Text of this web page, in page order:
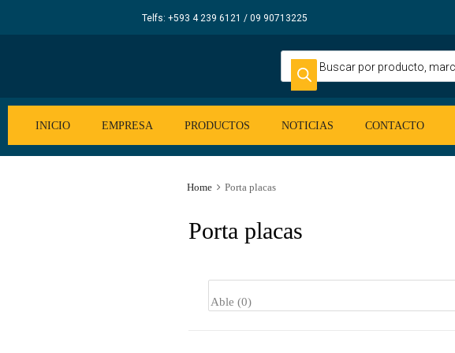
Telfs: +593 4 239 6121 / 09 90713225
INICIO EMPRESA PRODUCTOS NOTICIAS CONTACTO
Home Porta placas
Porta placas